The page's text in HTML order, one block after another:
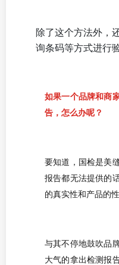
除了这个方法外，
询条码等方式进行
如果一个品牌和商
告，怎么办呢？
要知道，国检是美
报告都无法提供的话
的真实性和产品的性
与其不停地鼓吹品
大气的拿出检测报